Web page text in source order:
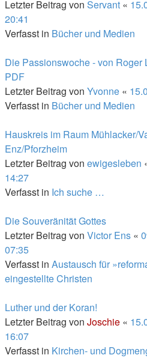
Letzter Beitrag von Servant «
20:41
Verfasst in Bücher und Medien
Die Passionswoche - von Roger
PDF
Letzter Beitrag von Yvonne «
Verfasst in Bücher und Medien
Hauskreis im Raum Mühlacker/
Enz/Pforzheim
Letzter Beitrag von ewigesleben
14:27
Verfasst in Ich suche …
Die Souveränität Gottes
Letzter Beitrag von Victor Ens «
07:35
Verfasst in Austausch für
eingestellte Christen
Luther und der Koran!
Letzter Beitrag von Joschie «
16:07
Verfasst in Kirchen- und